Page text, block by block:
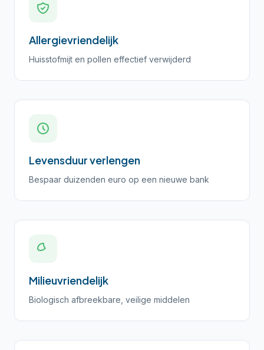
Allergievriendelijk
Huisstofmijt en pollen effectief verwijderd
Levensduur verlengen
Bespaar duizenden euro op een nieuwe bank
Milieuvriendelijk
Biologisch afbreekbare, veilige middelen